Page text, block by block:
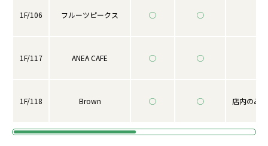
1F/106 フルーツピークス ◯ ◯
1F/117 ANEA CAFE ◯ ◯
1F/118 Brown ◯ ◯ 店内のみ